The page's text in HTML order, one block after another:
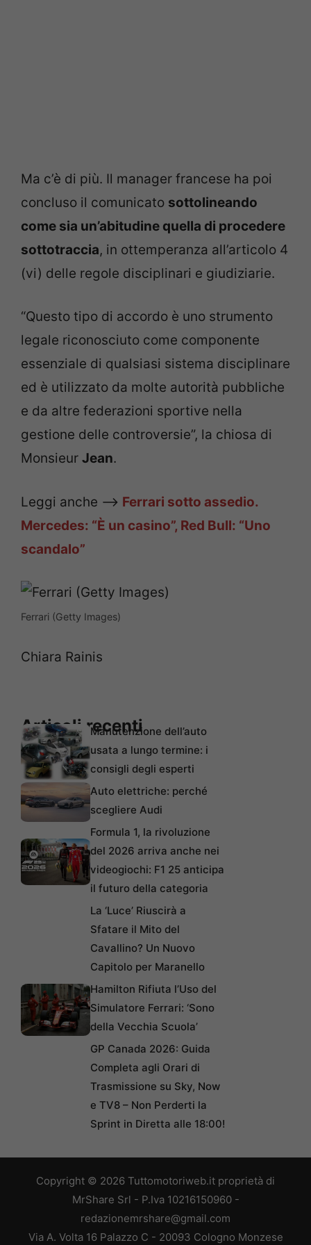
Ma c’è di più. Il manager francese ha poi
concluso il comunicato sottolineando
come sia un’abitudine quella di procedere
sottotraccia, in ottemperanza all’articolo 4
(vi) delle regole disciplinari e giudiziarie.
“Questo tipo di accordo è uno strumento
legale riconosciuto come componente
essenziale di qualsiasi sistema disciplinare
ed è utilizzato da molte autorità pubbliche
e da altre federazioni sportive nella
gestione delle controversie”, la chiosa di
Monsieur Jean.
Leggi anche —> Ferrari sotto assedio.
Mercedes: “È un casino”, Red Bull: “Uno
scandalo”
Ferrari (Getty Images)
Chiara Rainis
Articoli recentiManutenzione dell’auto
usata a lungo termine: i
consigli degli esperti
Auto elettriche: perché
scegliere Audi
Formula 1, la rivoluzione
del 2026 arriva anche nei
videogiochi: F1 25 anticipa
il futuro della categoria
La ‘Luce’ Riuscirà a
Sfatare il Mito del
Cavallino? Un Nuovo
Capitolo per Maranello
Hamilton Rifiuta l’Uso del
Simulatore Ferrari: ‘Sono
della Vecchia Scuola’
GP Canada 2026: Guida
Completa agli Orari di
Trasmissione su Sky, Now
e TV8 – Non Perderti la
Sprint in Diretta alle 18:00!
Copyright © 2026 Tuttomotoriweb.it proprietà di
MrShare Srl - P.Iva 10216150960 -
redazionemrshare@gmail.com
Via A. Volta 16 Palazzo C - 20093 Cologno Monzese